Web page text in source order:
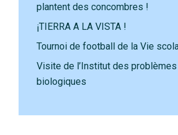
plantent des concombres !
¡TIERRA A LA VISTA !
Tournoi de football de la Vie
Visite de l’Institut des
biologiques